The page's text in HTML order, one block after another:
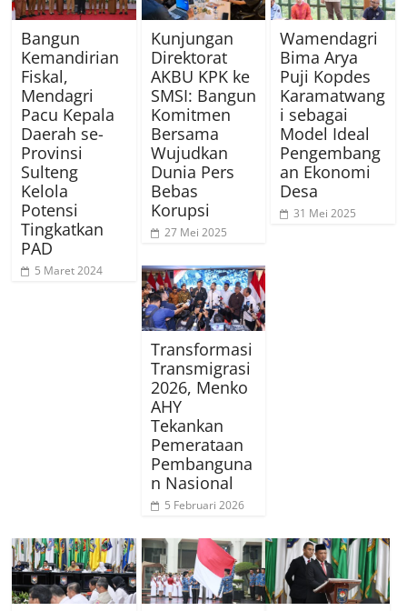
Bangun
Kemandirian
Fiskal,
Mendagri
Pacu Kepala
Daerah se-
Provinsi
Sulteng
Kelola
Potensi
Tingkatkan
PAD
5 Maret 2024
Kunjungan
Direktorat
AKBU KPK ke
SMSI: Bangun
Komitmen
Bersama
Wujudkan
Dunia Pers
Bebas
Korupsi
27 Mei 2025
Wamendagri
Bima Arya
Puji Kopdes
Karamatwang
i sebagai
Model Ideal
Pengembang
an Ekonomi
Desa
31 Mei 2025
Transformasi
Transmigrasi
2026, Menko
AHY
Tekankan
Pemerataan
Pembanguna
n Nasional
5 Februari 2026